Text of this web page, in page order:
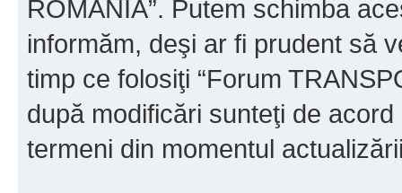
ROMÂNIA”. Putem schimba
informăm, deşi ar fi prudent să
timp ce folosiţi “Forum
după modificări sunteţi de
termeni din momentul